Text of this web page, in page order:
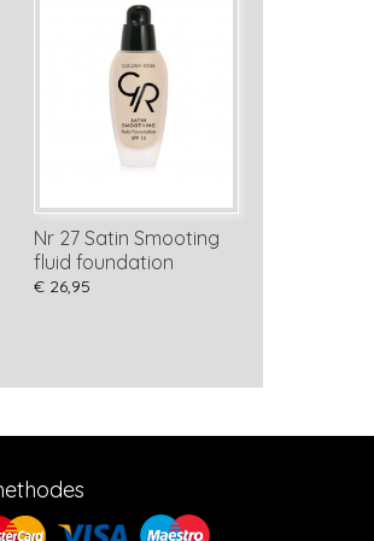
Nr 27 Satin Smooting
fluid foundation
€ 26,95